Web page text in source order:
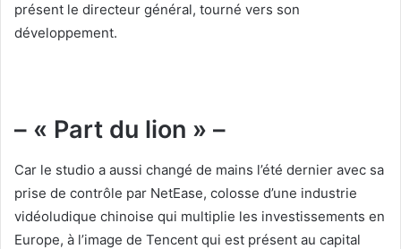
présent le directeur général, tourné vers son
développement.
– « Part du lion » –
Car le studio a aussi changé de mains l’été dernier avec sa
prise de contrôle par NetEase, colosse d’une industrie
vidéoludique chinoise qui multiplie les investissements en
Europe, à l’image de Tencent qui est présent au capital